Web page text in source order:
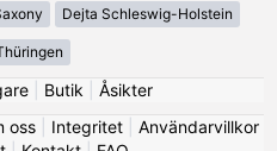
Dejta Schleswig-Holstein
| Butik
Åsikter
oss| Integritet| Användarvillkor